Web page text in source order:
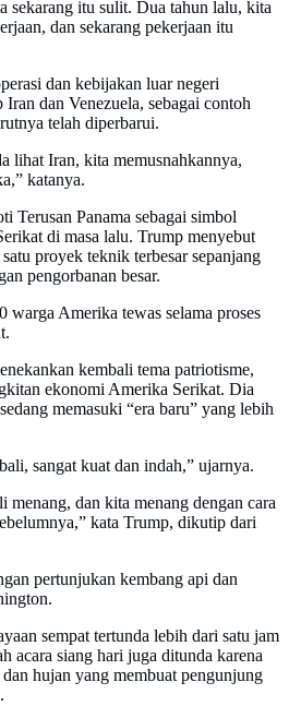
sekarang itu sulit. Dua tahun lalu, kita
dan sekarang pekerjaan itu
dan kebijakan luar negeri
dan Venezuela, sebagai contoh
telah diperbarui.
lihat Iran, kita memusnahkannya,
katanya.
Terusan Panama sebagai simbol
di masa lalu. Trump menyebut
proyek teknik terbesar sepanjang
pengorbanan besar.
warga Amerika tewas selama proses
kembali tema patriotisme,
ekonomi Amerika Serikat. Dia
memasuki “era baru” yang lebih
sangat kuat dan indah,” ujarnya.
dan kita menang dengan cara
kata Trump, dikutip dari
pertunjukan kembang api dan
sempat tertunda lebih dari satu jam
acara siang hari juga ditunda karena
hujan yang membuat pengunjung